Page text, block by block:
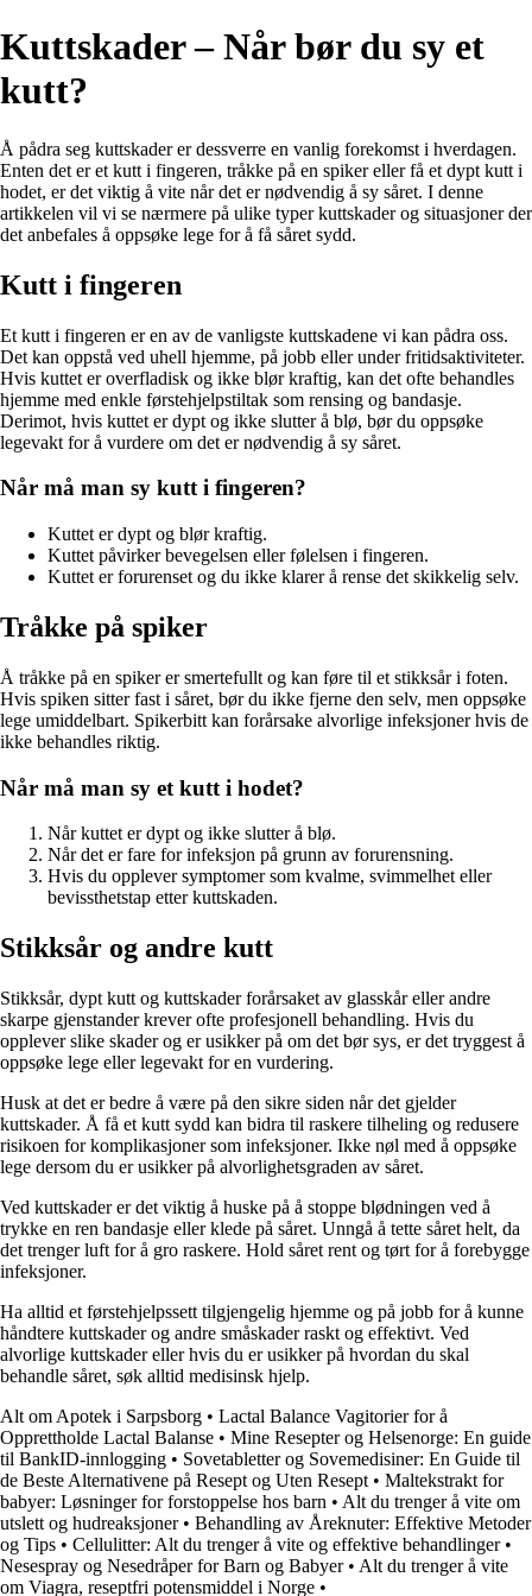
Kuttskader – Når bør du sy et
kutt?
Å pådra seg kuttskader er dessverre en vanlig forekomst i hverdagen.
Enten det er et kutt i fingeren, tråkke på en spiker eller få et dypt kutt i
hodet, er det viktig å vite når det er nødvendig å sy såret. I denne
artikkelen vil vi se nærmere på ulike typer kuttskader og situasjoner der
det anbefales å oppsøke lege for å få såret sydd.
Kutt i fingeren
Et kutt i fingeren er en av de vanligste kuttskadene vi kan pådra oss.
Det kan oppstå ved uhell hjemme, på jobb eller under fritidsaktiviteter.
Hvis kuttet er overfladisk og ikke blør kraftig, kan det ofte behandles
hjemme med enkle førstehjelpstiltak som rensing og bandasje.
Derimot, hvis kuttet er dypt og ikke slutter å blø, bør du oppsøke
legevakt for å vurdere om det er nødvendig å sy såret.
Når må man sy kutt i fingeren?
Kuttet er dypt og blør kraftig.
Kuttet påvirker bevegelsen eller følelsen i fingeren.
Kuttet er forurenset og du ikke klarer å rense det skikkelig selv.
Tråkke på spiker
Å tråkke på en spiker er smertefullt og kan føre til et stikksår i foten.
Hvis spiken sitter fast i såret, bør du ikke fjerne den selv, men oppsøke
lege umiddelbart. Spikerbitt kan forårsake alvorlige infeksjoner hvis de
ikke behandles riktig.
Når må man sy et kutt i hodet?
Når kuttet er dypt og ikke slutter å blø.
Når det er fare for infeksjon på grunn av forurensning.
Hvis du opplever symptomer som kvalme, svimmelhet eller
bevissthetstap etter kuttskaden.
Stikksår og andre kutt
Stikksår, dypt kutt og kuttskader forårsaket av glasskår eller andre
skarpe gjenstander krever ofte profesjonell behandling. Hvis du
opplever slike skader og er usikker på om det bør sys, er det tryggest å
oppsøke lege eller legevakt for en vurdering.
Husk at det er bedre å være på den sikre siden når det gjelder
kuttskader. Å få et kutt sydd kan bidra til raskere tilheling og redusere
risikoen for komplikasjoner som infeksjoner. Ikke nøl med å oppsøke
lege dersom du er usikker på alvorlighetsgraden av såret.
Ved kuttskader er det viktig å huske på å stoppe blødningen ved å
trykke en ren bandasje eller klede på såret. Unngå å tette såret helt, da
det trenger luft for å gro raskere. Hold såret rent og tørt for å forebygge
infeksjoner.
Ha alltid et førstehjelpssett tilgjengelig hjemme og på jobb for å kunne
håndtere kuttskader og andre småskader raskt og effektivt. Ved
alvorlige kuttskader eller hvis du er usikker på hvordan du skal
behandle såret, søk alltid medisinsk hjelp.
Alt om Apotek i Sarpsborg • Lactal Balance Vagitorier for å
Opprettholde Lactal Balanse • Mine Resepter og Helsenorge: En guide
til BankID-innlogging • Sovetabletter og Sovemedisiner: En Guide til
de Beste Alternativene på Resept og Uten Resept • Maltekstrakt for
babyer: Løsninger for forstoppelse hos barn • Alt du trenger å vite om
utslett og hudreaksjoner• Behandling av Åreknuter: Effektive Metoder
og Tips • Cellulitter: Alt du trenger å vite og effektive behandlinger•
Nesespray og Nesedråper for Barn og Babyer• Alt du trenger å vite
om Viagra, reseptfri potensmiddel i Norge •